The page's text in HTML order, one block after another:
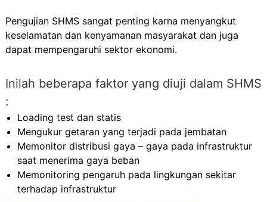
Pengujian SHMS sangat penting karna menyangkut
keselamatan dan kenyamanan masyarakat dan juga
dapat mempengaruhi sektor ekonomi.
Inilah beberapa faktor yang diuji dalam SHMS
:
Loading test dan statis
Mengukur getaran yang terjadi pada jembatan
Memonitor distribusi gaya – gaya pada infrastruktur
saat menerima gaya beban
Memonitoring pengaruh pada lingkungan sekitar
terhadap infrastruktur